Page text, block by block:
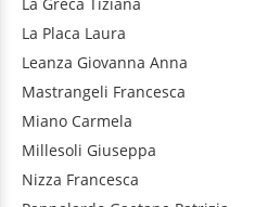
La Greca
Tiziana
La Placa Laura
Leanza Giovanna Anna
Mastrangeli Francesca
Miano Carmela
Millesoli Giuseppa
Nizza Francesca